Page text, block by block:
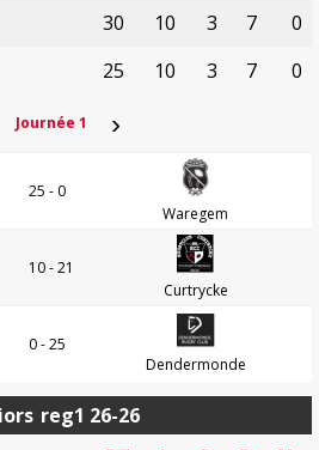
30 10 3 7
0
25 10 3 7 0
Journée 1 ›
25 - 0
Waregem
10 - 21
Curtrycke
0 - 25
Dendermonde
reg1 26-26